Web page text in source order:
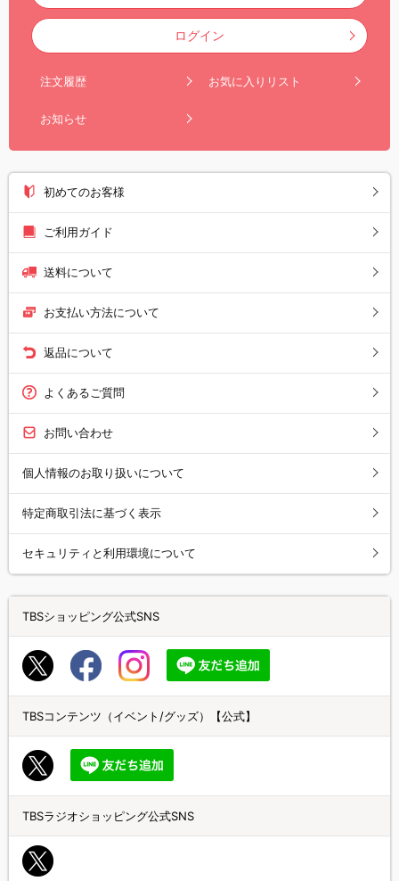
ログイン
注文履歴 お気に入りリスト
お知らせ
初めてのお客様
ご利用ガイド
送料について
お支払い方法について
返品について
よくあるご質問
お問い合わせ
個人情報のお取り扱いについて
特定商取引法に基づく表示
セキュリティと利用環境について
TBSショッピング公式SNS
TBSコンテンツ（イベント/グッズ）【公式】
TBSラジオショッピング公式SNS